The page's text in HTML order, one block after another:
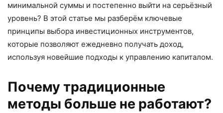
минимальной суммы и постепенно выйти на серьёзный
уровень? В этой статье мы разберём ключевые
принципы выбора инвестиционных инструментов,
которые позволяют ежедневно получать доход,
используя новейшие подходы к управлению капиталом.
Почему традиционные
методы больше не работают?